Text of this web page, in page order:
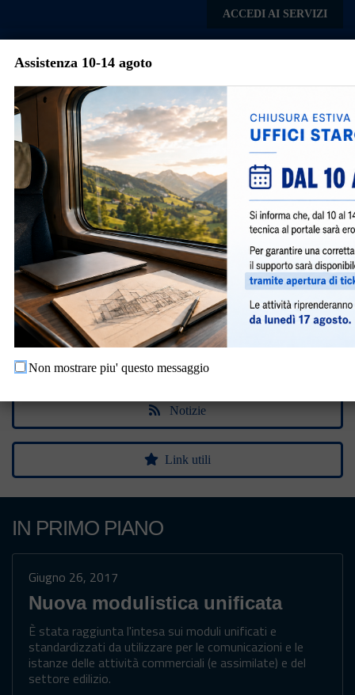
ACCEDI AI SERVIZI
Menu
Paladina
Portale per la presentazione
delle istanze comunali in
digitale
Presenta qualsiasi istanza, a qualsiasi ora, in
qualsiasi luogo, da qualsiasi device.
Sportelli
Notizie
Link utili
IN PRIMO PIANO
Giugno 26, 2017
Nuova modulistica unificata
È stata raggiunta l'intesa sui moduli unificati e
standardizzati da utilizzare per le comunicazioni e le
istanze delle attività commerciali (e assimilate) e del
settore edilizio.
Assistenza 10-14 agoto
Non mostrare piu' questo messaggio